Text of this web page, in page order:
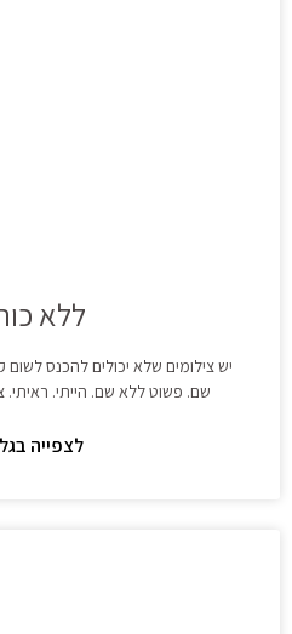
ללא
יש צילומים שלא יכולים להכנס
שם. פשוט ללא שם. הייתי.
לצפייה